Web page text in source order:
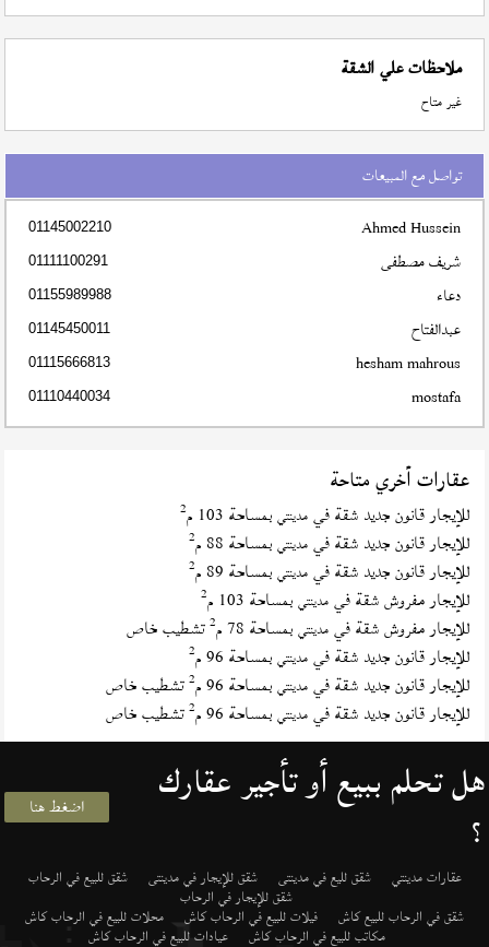
ملاحظات علي الشقة
غير متاح
تواصل مع المبيعات
Ahmed Hussein
01145002210
شريف مصطفى 01111100291
دعاء 01155989988
عبدالفتاح 01145450011
hesham mahrous
01115666813
mostafa
01110440034
عقارات أخري متاحة
للإيجار قانون جديد شقة فيمدينتي بمساحة 103 م 2
للإيجار قانون جديد شقة فيمدينتي بمساحة 88 م 2
للإيجار قانون جديد شقة فيمدينتي بمساحة 89 م 2
للإيجار مفروش شقة فيمدينتي بمساحة 103 م 2
للإيجار مفروش شقة فيمدينتي بمساحة 78 م 2تشطيب خاص
للإيجار قانون جديد شقة فيمدينتي بمساحة 96 م 2
للإيجار قانون جديد شقة فيمدينتي بمساحة 96 م 2تشطيب خاص
للإيجار قانون جديد شقة فيمدينتي بمساحة 96 م 2تشطيب خاص
هل تحلم ببيع أو تأجير عقارك
؟ اضغط هنا
عقارات مدينتي شقق لليع في مدينتى شقق للإيجار في مدينتى شقق للبيع في الرحاب
شقق للإيجار في الرحاب
شقق في الرحاب للبيع كاش فيلات للبيع في الرحاب كاش محلات للبيع في الرحاب كاش
مكاتب للبيع في الرحاب كاش عيادات للبيع في الرحاب كاش